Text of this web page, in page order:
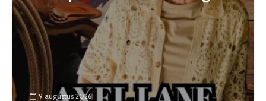
9 augustus 2026